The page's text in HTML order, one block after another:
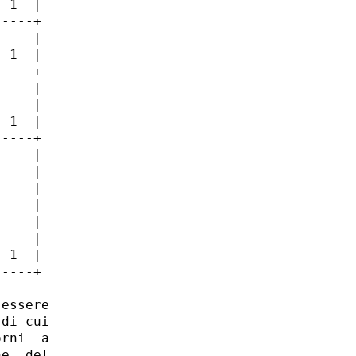
1  |
+
|
1  |
+
|
|
1  |
+
|
|
|
|
|
|
1  |
+
di cui
a